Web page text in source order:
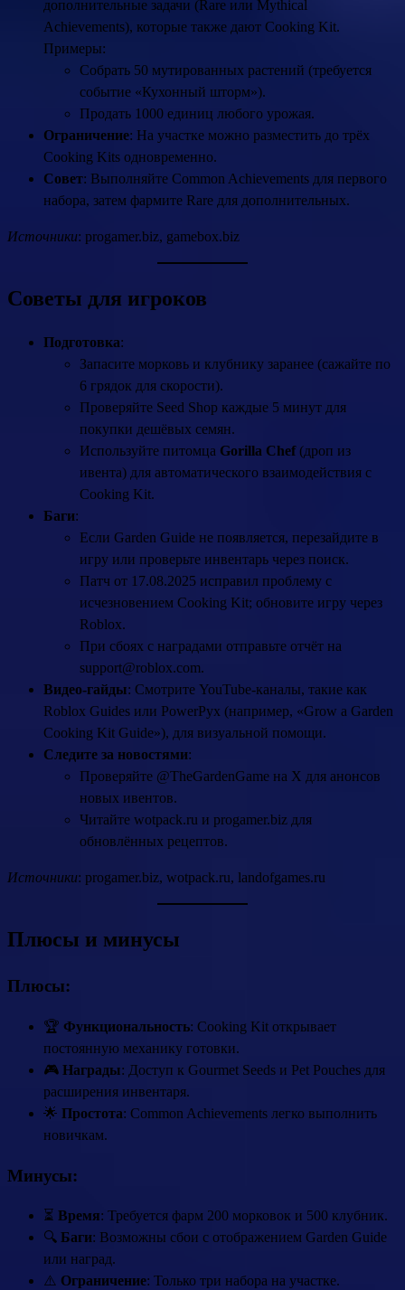
дополнительные задачи (Rare или Mythical
Achievements), которые также дают Cooking Kit.
Примеры:
Собрать 50 мутированных растений (требуется
событие «Кухонный шторм»).
Продать 1000 единиц любого урожая.
Ограничение: На участке можно разместить до трёх
Cooking Kits одновременно.
Совет: Выполняйте Common Achievements для первого
набора, затем фармите Rare для дополнительных.
Источники: progamer.biz, gamebox.biz
Советы для игроков
Подготовка:
Запасите морковь и клубнику заранее (сажайте по
6 грядок для скорости).
Проверяйте Seed Shop каждые 5 минут для
покупки дешёвых семян.
Используйте питомца Gorilla Chef(дроп из
ивента) для автоматического взаимодействия с
Cooking Kit.
Баги:
Если Garden Guide не появляется, перезайдите в
игру или проверьте инвентарь через поиск.
Патч от 17.08.2025 исправил проблему с
исчезновением Cooking Kit; обновите игру через
Roblox.
При сбоях с наградами отправьте отчёт на
support@roblox.com.
Видео-гайды: Смотрите YouTube-каналы, такие как
Roblox Guides или PowerPyx (например, «Grow a Garden
Cooking Kit Guide»), для визуальной помощи.
Следите за новостями:
Проверяйте @TheGardenGame на X для анонсов
новых ивентов.
Читайте wotpack.ru и progamer.biz для
обновлённых рецептов.
Источники: progamer.biz, wotpack.ru, landofgames.ru
Плюсы и минусы
Плюсы:
🏆 Функциональность: Cooking Kit открывает
постоянную механику готовки.
🎮 Награды: Доступ к Gourmet Seeds и Pet Pouches для
расширения инвентаря.
🌟 Простота: Common Achievements легко выполнить
новичкам.
Минусы:
⏳ Время: Требуется фарм 200 морковок и 500 клубник.
🔍 Баги: Возможны сбои с отображением Garden Guide
или наград.
⚠️ Ограничение: Только три набора на участке.